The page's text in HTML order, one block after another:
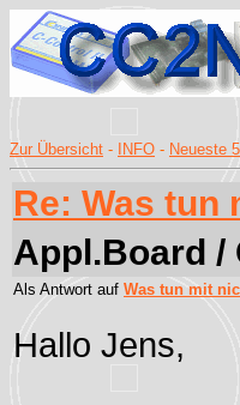
Zur Übersicht - INFO - Neueste
Re: Was tun
Appl.Board /
Als Antwort auf Was tun mit
Hallo Jens,